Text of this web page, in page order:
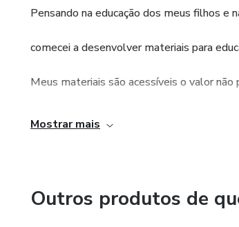
Pensando na educação dos meus filhos
comecei a desenvolver materiais para
Meus materiais são acessíveis o valor
Hoje várias famílias utilizam o meu material.
Mostrar mais
Outros produtos de